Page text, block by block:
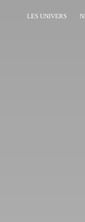
LES UNIVERS